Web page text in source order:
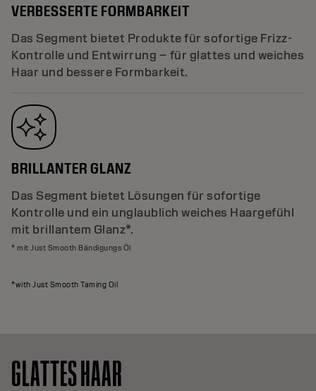
VERBESSERTE FORMBARKEIT
Das Segment bietet Produkte für sofortige Frizz-
Kontrolle und Entwirrung – für glattes und weiches
Haar und bessere Formbarkeit.
BRILLANTER GLANZ
Das Segment bietet Lösungen für sofortige
Kontrolle und ein unglaublich weiches Haargefühl
mit brillantem Glanz*.
* mit Just Smooth Bändigungs Öl
*with Just Smooth Taming Oil
GLATTES HAAR